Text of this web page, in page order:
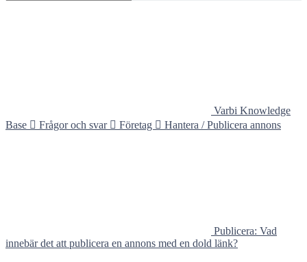
Varbi Knowledge
Base  Frågor och svar  Företag  Hantera / Publicera annons
Publicera: Vad
innebär det att publicera en annons med en dold länk?